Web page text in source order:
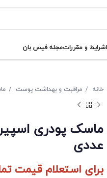
شرایط و مقرراتمجله فیس بان
خانه مراقبت و بهداشت پوست
عددی
برای استعلام قیمت